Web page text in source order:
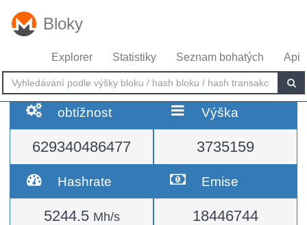
Bloky
Explorer Statistiky Seznam bohatých Api
obtížnost
629340486477
Výška
3735159
Hashrate
5244.5 Mh/s
Emise
18446744